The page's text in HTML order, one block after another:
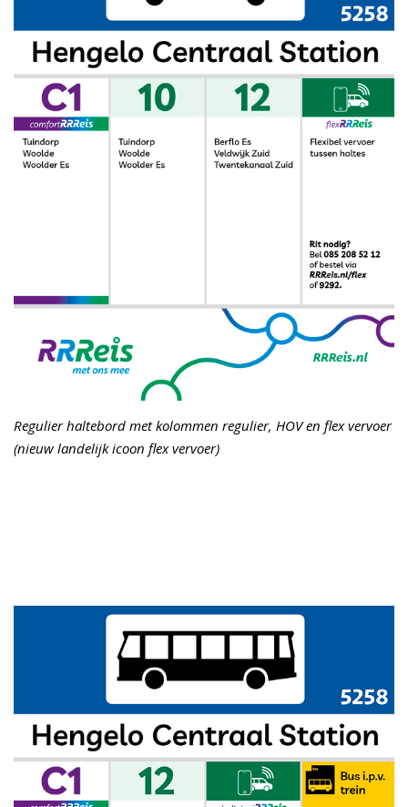
Regulier haltebord met kolommen regulier, HOV en flex vervoer
(nieuw landelijk icoon flex vervoer)